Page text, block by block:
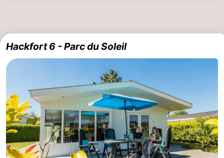
Hackfort 6 - Parc du Soleil